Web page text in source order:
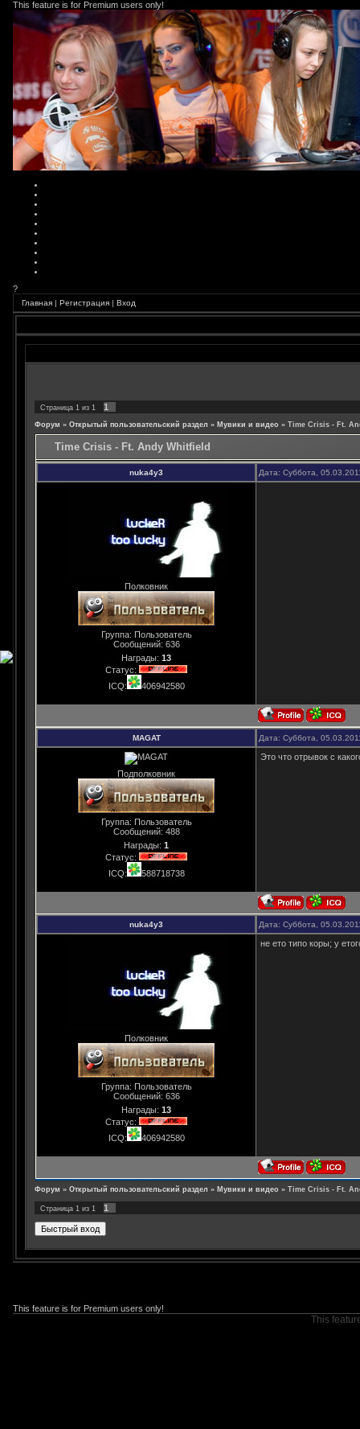
This feature is for Premium users only!
?
Главная | Регистрация | Вход
Страница 1 из 1 1
Форум » Открытый пользовательский раздел » Мувики и видео » Time Crisis - Ft.
Time Crisis - Ft. Andy Whitfield
nuka4y3 Дата: Суббота,
Полковник
Группа: Пользователь
Сообщений: 636
Награды: 13
Статус:
ICQ:
406942580
MAGAT Дата: Суббота,
Подполковник
Группа: Пользователь
Сообщений: 488
Награды: 1
Статус:
ICQ:
588718738
Это что отрывок с
nuka4y3 Дата: Суббота,
Полковник
Группа: Пользователь
Сообщений: 636
Награды: 13
Статус:
ICQ:
406942580
не ето типо коры; у
Форум » Открытый пользовательский раздел » Мувики и видео » Time Crisis - Ft.
Страница 1 из 1 1
This feature is for Premium users only!
This